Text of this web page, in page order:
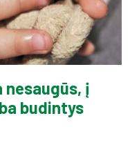
nesaugūs, į
budintys